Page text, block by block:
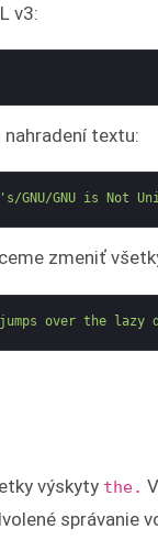
v3:
textu:
's/GNU/GNU is Not
zmeniť
over the lazy
výskyty the.
správanie